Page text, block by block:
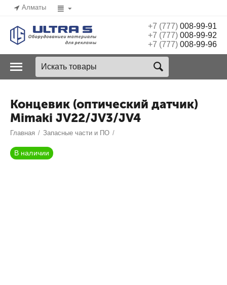
Алматы
+7 (777)008-99-91
+7 (777)008-99-92
+7 (777)008-99-96
Концевик (оптический датчик)
Mimaki JV22/JV3/JV4
Главная / Запасные части и ПО /
В наличии